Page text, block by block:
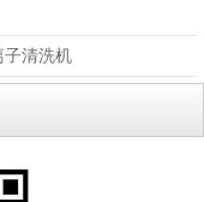
子清洗机